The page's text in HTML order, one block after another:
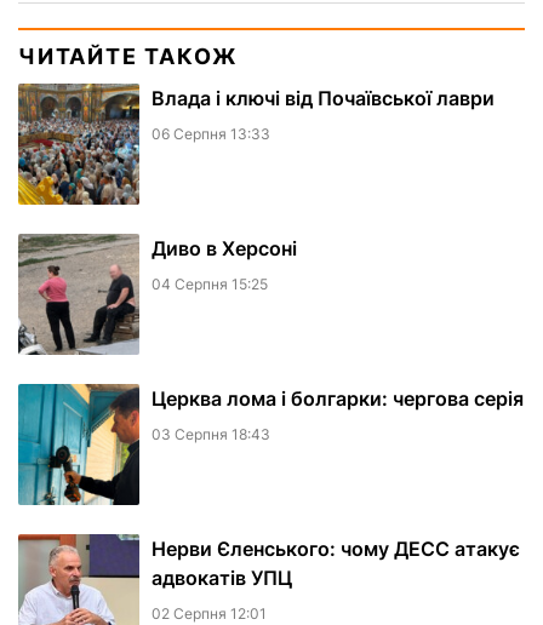
ЧИТАЙТЕ ТАКОЖ
Влада і ключі від Почаївської лаври
06 Серпня 13:33
Диво в Херсоні
04 Серпня 15:25
Церква лома і болгарки: чергова серія
03 Серпня 18:43
Нерви Єленського: чому ДЕСС атакує
адвокатів УПЦ
02 Серпня 12:01